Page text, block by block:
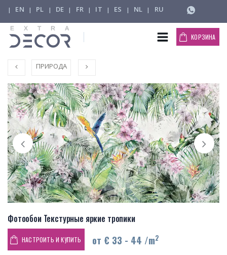
| EN | PL | DE | FR | IT | ES | NL | RU
КОРЗИНА
ПРИРОДА
Фотообои Текстурные яркие тропики
НАСТРОИТЬ И КУПИТЬ от € 33 - 44 /m2